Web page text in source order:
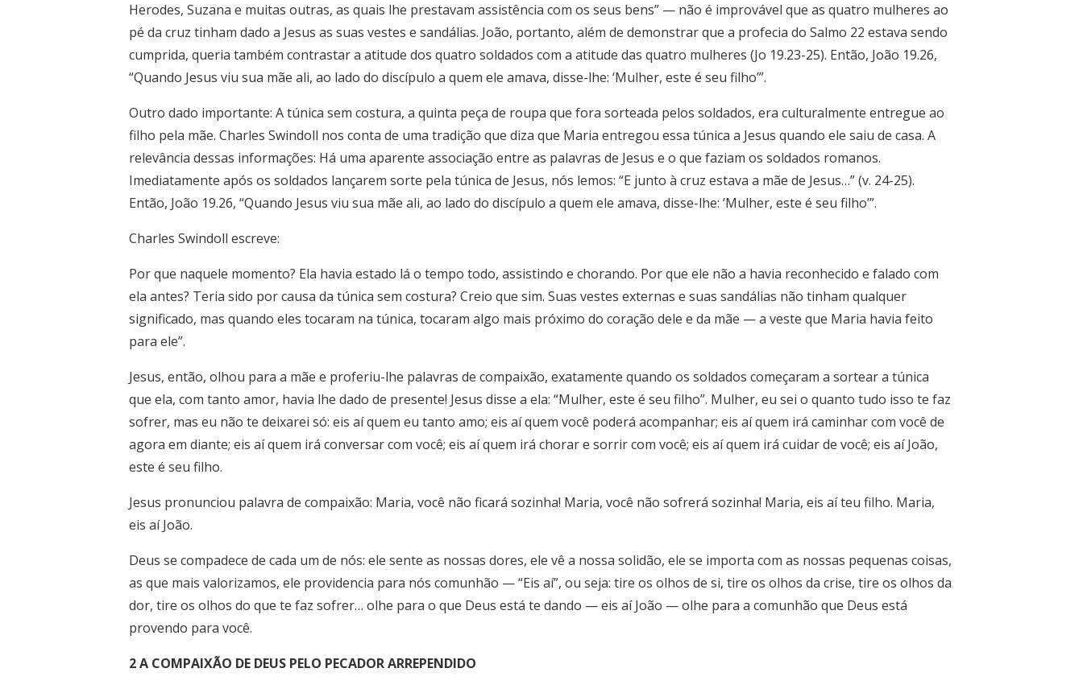
Herodes, Suzana e muitas outras, as quais lhe prestavam assistência com os seus bens” — não é improvável que as quatro mulheres ao
pé da cruz tinham dado a Jesus as suas vestes e sandálias. João, portanto, além de demonstrar que a profecia do Salmo 22 estava sendo
cumprida, queria também contrastar a atitude dos quatro soldados com a atitude das quatro mulheres (Jo 19.23-25). Então, João 19.26,
“Quando Jesus viu sua mãe ali, ao lado do discípulo a quem ele amava, disse-lhe: ‘Mulher, este é seu filho’”.
Outro dado importante: A túnica sem costura, a quinta peça de roupa que fora sorteada pelos soldados, era culturalmente entregue ao
filho pela mãe. Charles Swindoll nos conta de uma tradição que diza que Maria entregou essa túnica a Jesus quando ele saiu de casa. A
relevância dessas informações: Há uma aparente associação entre as palavras de Jesus e o que faziam os soldados romanos.
Imediatamente após os soldados lançarem sorte pela túnica de Jesus, nós lemos: “E junto à cruz estava a mãe de Jesus…” (v. 24-25).
Então, João 19.26, “Quando Jesus viu sua mãe ali, ao lado do discípulo a quem ele amava, disse-lhe: ‘Mulher, este é seu filho’”.
Charles Swindoll escreve:
Por que naquele momento? Ela havia estado lá o tempo todo, assistindo e chorando. Por que ele não a havia reconhecido e falado com
ela antes? Teria sido por causa da túnica sem costura? Creio que sim. Suas vestes externas e suas sandálias não tinham qualquer
significado, mas quando eles tocaram na túnica, tocaram algo mais próximo do coração dele e da mãe — a veste que Maria havia feito
para ele”.
Jesus, então, olhou para a mãe e proferiu-lhe palavras de compaixão, exatamente quando os soldados começaram a sortear a túnica
que ela, com tanto amor, havia lhe dado de presente! Jesus disse a ela: “Mulher, este é seu filho”. Mulher, eu sei o quanto tudo isso te faz
sofrer, mas eu não te deixarei só: eis aí quem eu tanto amo; eis aí quem você poderá acompanhar; eis aí quem irá caminhar com você de
agora em diante; eis aí quem irá conversar com você; eis aí quem irá chorar e sorrir com você; eis aí quem irá cuidar de você; eis aí João,
este é seu filho.
Jesus pronunciou palavra de compaixão: Maria, você não ficará sozinha! Maria, você não sofrerá sozinha! Maria, eis aí teu filho. Maria,
eis aí João.
Deus se compadece de cada um de nós: ele sente as nossas dores, ele vê a nossa solidão, ele se importa com as nossas pequenas coisas,
as que mais valorizamos, ele providencia para nós comunhão — “Eis aí”, ou seja: tire os olhos de si, tire os olhos da crise, tire os olhos da
dor, tire os olhos do que te faz sofrer… olhe para o que Deus está te dando — eis aí João — olhe para a comunhão que Deus está
provendo para você.
2 A COMPAIXÃO DE DEUS PELO PECADOR ARREPENDIDO